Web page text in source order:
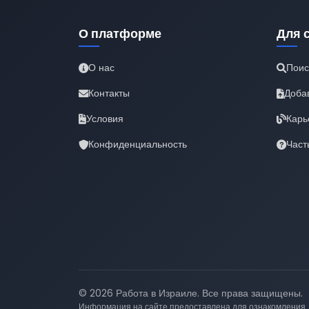
О платформе
О нас
Контакты
Условия
Конфиденциальность
Для
© 2026 Работа в Израиле. Все права защищены.